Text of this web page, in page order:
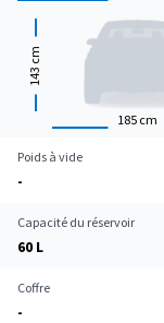
185 cm
143
cm
Poids à vide
-
Capacité du réservoir
60 L
Coffre
-